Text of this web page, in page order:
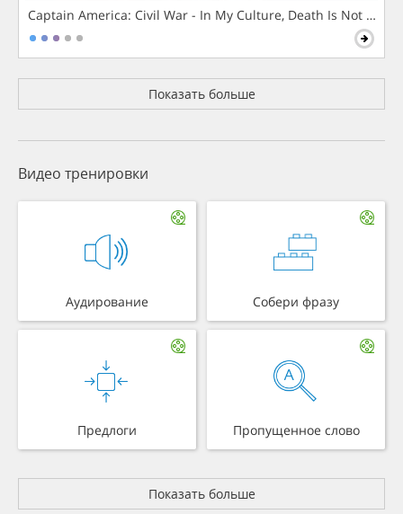
Captain America: Civil War - In My Culture, Death Is Not The
Показать больше
Видео тренировки
Аудирование Собери фразу
Предлоги Пропущенное слово
Показать больше